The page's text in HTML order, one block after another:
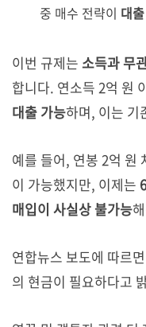
중 매수 전략이 대
이번 규제는 소득과 무
합니다. 연소득 2억 원
대출 가능하며, 이는 기
예를 들어, 연봉 2억 원
이 가능했지만, 이제는
매입이 사실상 불가능
연합뉴스 보도에 따르
의 현금이 필요하다고